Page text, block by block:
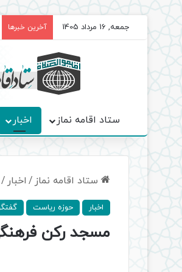
جمعه, 16 مرداد 1405 آخرین خبرها
ستاد اقامه نماز اخبار
ستاد اقامه نماز / اخبار /
اخبار حوزه ریاست
مسجد رکن